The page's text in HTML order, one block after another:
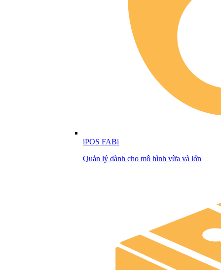
iPOS FABi
Quản lý dành cho mô hình vừa và lớn